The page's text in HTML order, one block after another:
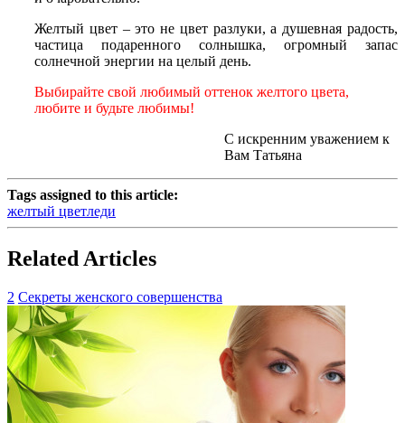
Желтый цвет – это не цвет разлуки, а душевная радость,
частица подаренного солнышка, огромный запас
солнечной энергии на целый день.
Выбирайте свой любимый оттенок желтого цвета,
любите и будьте любимы!
С искренним уважением к
Вам Татьяна
Tags assigned to this article:
желтый цветледи
Related Articles
2 Секреты женского совершенства